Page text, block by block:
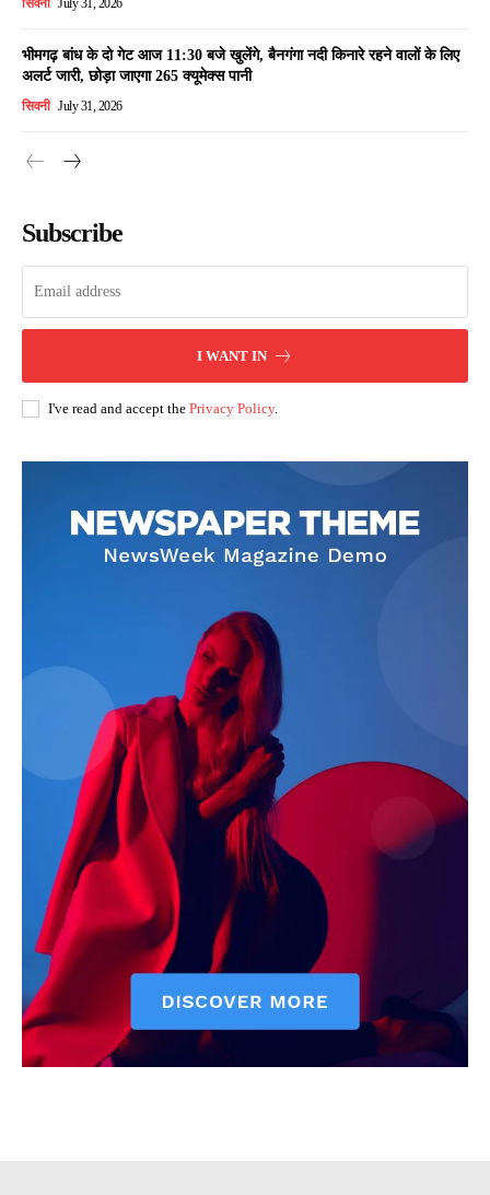
सिवनी July 31, 2026
भीमगढ़ बांध के दो गेट आज 11:30 बजे खुलेंगे, बैनगंगा नदी किनारे रहने वालों के लिए
अलर्ट जारी, छोड़ा जाएगा 265 क्यूमेक्स पानी
सिवनी July 31, 2026
Subscribe
I WANT IN
I've read and accept the Privacy Policy.